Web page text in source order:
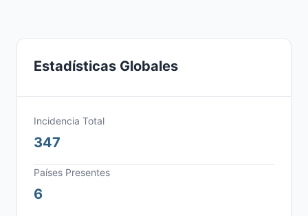
Estadísticas Globales
Incidencia Total
347
Países Presentes
6